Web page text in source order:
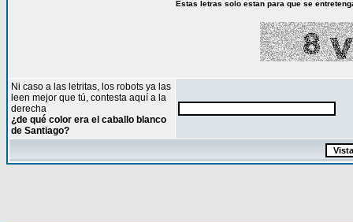
Estas letras solo estan para que se
Ni caso a las letritas, los robots ya las
leen mejor que tú, contesta aquí a la
derecha
¿de qué color era el caballo blanco
de Santiago?